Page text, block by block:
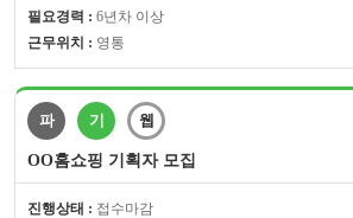
필요경력 : 6년차 이상
근무위치 : 영통
파 기 웹
OO홈쇼핑 기획자 모집
진행상태 : 접수마감